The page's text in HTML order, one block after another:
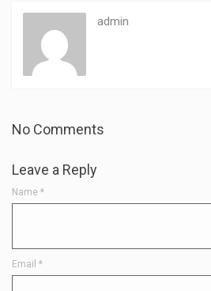
admin
No Comments
Leave a Reply
Name *
Email *